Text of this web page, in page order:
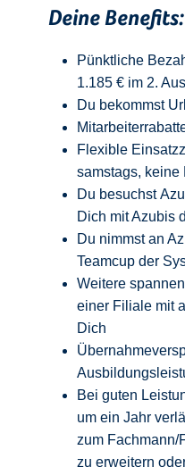
Deine Benefits:
Pünktliche
1.185 € im 2.
Du bekommst
Flexible
samstags, keine
Du besuchst
Dich mit Azubis
Du nimmst an
Teamcup der
Weitere
einer Filiale mit
Dich
Bei guten
um ein Jahr
zum Fachmann/
zu erweitern